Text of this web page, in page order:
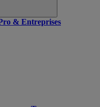
& Entreprises